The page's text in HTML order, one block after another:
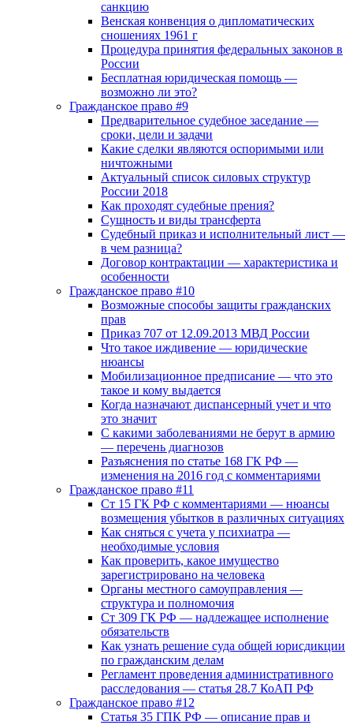
санкцию
Венская конвенция о дипломатических
сношениях 1961 г
Процедура принятия федеральных законов в
России
Бесплатная юридическая помощь —
возможно ли это?
Гражданское право #9
Предварительное судебное заседание —
сроки, цели и задачи
Какие сделки являются оспоримыми или
ничтожными
Актуальный список силовых структур
России 2018
Как проходят судебные прения?
Сущность и виды трансферта
Судебный приказ и исполнительный лист —
в чем разница?
Договор контрактации — характеристика и
особенности
Гражданское право #10
Возможные способы защиты гражданских
прав
Приказ 707 от 12.09.2013 МВД России
Что такое иждивение — юридические
нюансы
Мобилизационное предписание — что это
такое и кому выдается
Когда назначают диспансерный учет и что
это значит
С какими заболеваниями не берут в армию
— перечень диагнозов
Разъяснения по статье 168 ГК РФ —
изменения на 2016 год с комментариями
Гражданское право #11
Ст 15 ГК РФ с комментариями — нюансы
возмещения убытков в различных ситуациях
Как сняться с учета у психиатра —
необходимые условия
Как проверить, какое имущество
зарегистрировано на человека
Органы местного самоуправления —
структура и полномочия
Ст 309 ГК РФ — надлежащее исполнение
обязательств
Как узнать решение суда общей юрисдикции
по гражданским делам
Регламент проведения административного
расследования — статья 28.7 КоАП РФ
Гражданское право #12
Статья 35 ГПК РФ — описание прав и